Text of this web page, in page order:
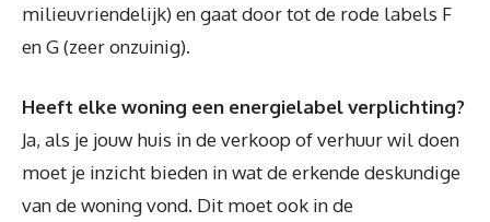
milieuvriendelijk) en gaat door tot de rode labels F
en G (zeer onzuinig).
Heeft elke woning een energielabel verplichting?
Ja, als je jouw huis in de verkoop of verhuur wil doen
moet je inzicht bieden in wat de erkende deskundige
van de woning vond. Dit moet ook in de